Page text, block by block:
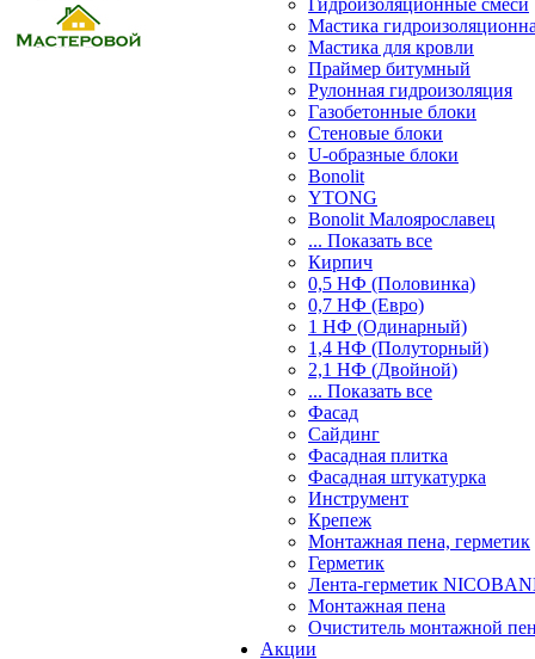
Гидроизоляционные смеси
Мастика
Мастика для кровли
Праймер битумный
Рулонная гидроизоляция
Газобетонные блоки
Стеновые блоки
U-образные блоки
Bonolit
YTONG
Bonolit Малоярославец
... Показать все
Кирпич
0,5 НФ (Половинка)
0,7 НФ (Евро)
1 НФ (Одинарный)
1,4 НФ (Полуторный)
2,1 НФ (Двойной)
... Показать все
Фасад
Сайдинг
Фасадная плитка
Фасадная штукатурка
Инструмент
Крепеж
Монтажная пена, герметик
Герметик
Лента-герметик
Монтажная пена
Очиститель монтажной
Акции